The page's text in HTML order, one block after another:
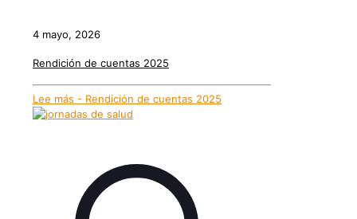
4 mayo, 2026
Rendición de cuentas 2025
Lee más - Rendición de cuentas 2025